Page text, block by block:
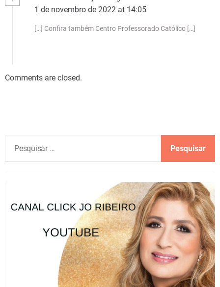
1 de novembro de 2022 at 14:05
[…] Confira também Centro Professorado Católico […]
Comments are closed.